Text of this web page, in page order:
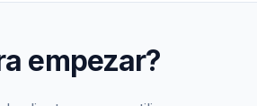
empezar?